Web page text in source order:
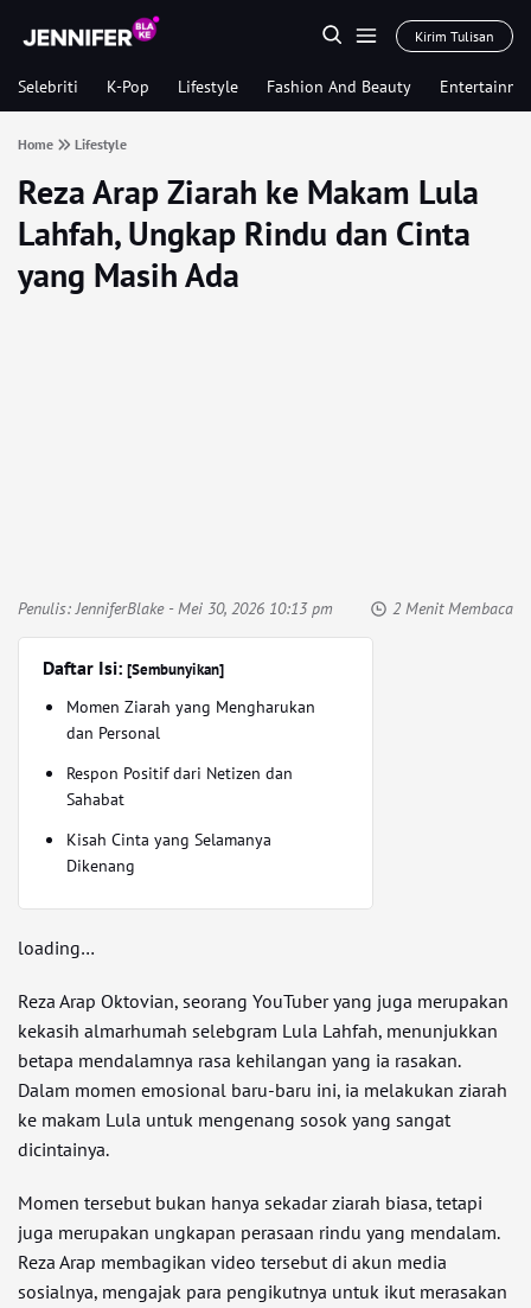
Kirim Tulisan
Selebriti K-Pop Lifestyle Fashion And Beauty
Home Lifestyle
Reza Arap Ziarah ke Makam Lula
Lahfah, Ungkap Rindu dan Cinta
yang Masih Ada
Penulis:JenniferBlake- Mei 30, 2026 10:13 pm 2 Menit Membaca
Daftar Isi: [Sembunyikan]
Momen Ziarah yang Mengharukan
dan Personal
Respon Positif dari Netizen dan
Sahabat
Kisah Cinta yang Selamanya
Dikenang
loading…
Reza Arap Oktovian, seorang YouTuber yang juga merupakan
kekasih almarhumah selebgram Lula Lahfah, menunjukkan
betapa mendalamnya rasa kehilangan yang ia rasakan.
Dalam momen emosional baru-baru ini, ia melakukan ziarah
ke makam Lula untuk mengenang sosok yang sangat
dicintainya.
Momen tersebut bukan hanya sekadar ziarah biasa, tetapi
juga merupakan ungkapan perasaan rindu yang mendalam.
Reza Arap membagikan video tersebut di akun media
sosialnya, mengajak para pengikutnya untuk ikut merasakan